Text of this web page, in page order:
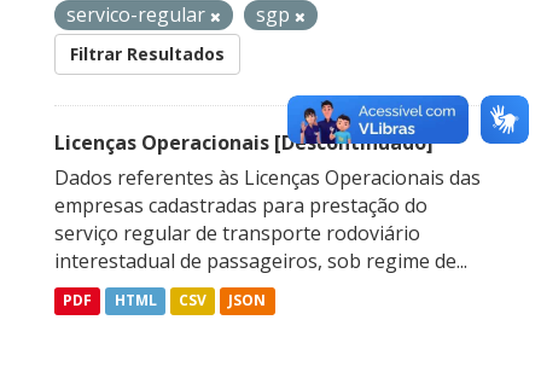
servico-regular sgp
Filtrar Resultados
Licenças Operacionais [Descontinuado]
Dados referentes às Licenças Operacionais das
empresas cadastradas para prestação do
serviço regular de transporte rodoviário
interestadual de passageiros, sob regime de...
PDF HTML CSV JSON